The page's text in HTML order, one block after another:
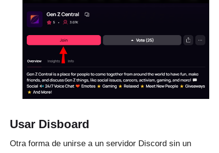
Usar Disboard
Otra forma de unirse a un servidor Discord sin un